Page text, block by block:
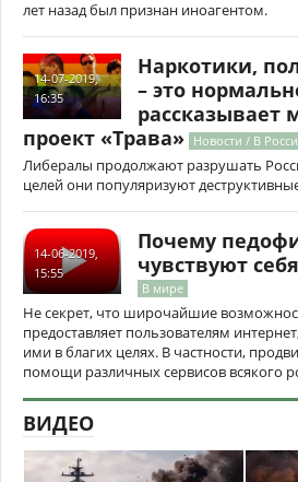
лет назад был признан иноагентом.
14-07-2019,
16:35
Наркотики,
– это
рассказывает
проект «Трава» Новости / В
Либералы продолжают разрушать
целей они популяризуют
14-06-2019,
15:55
Почему
чувствуют
В мире
Не секрет, что широчайшие
предоставляет пользователям
ими в благих целях. В частности,
помощи различных сервисов всякого
ВИДЕО